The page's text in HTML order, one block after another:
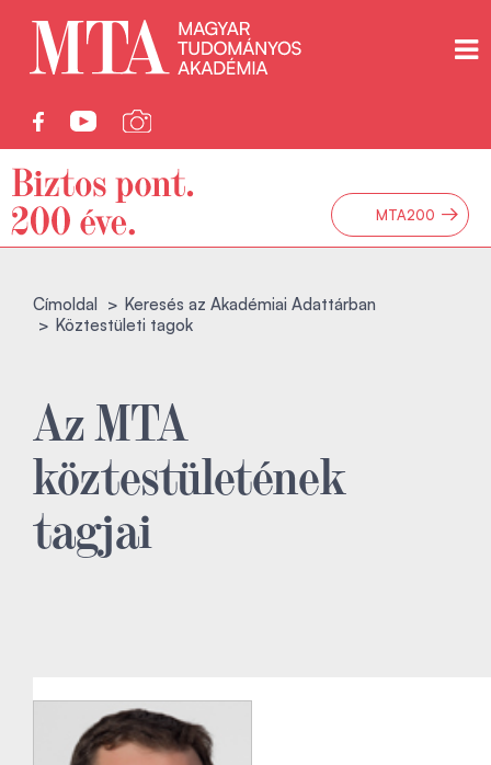
MTA200 →
Címoldal
Keresés az Akadémiai Adattárban
Köztestületi tagok
Az MTA
köztestületének
tagjai